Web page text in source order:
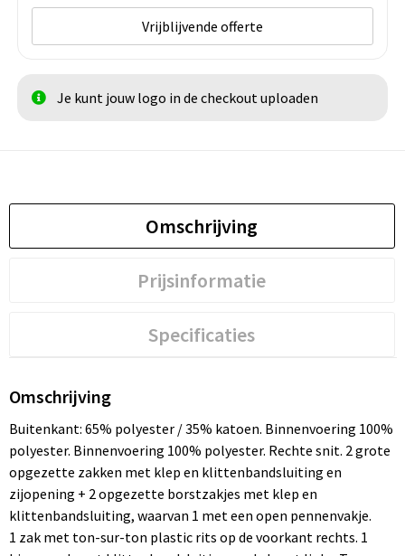
Vrijblijvende offerte
Je kunt jouw logo in de checkout uploaden
Omschrijving
Prijsinformatie
Specificaties
Omschrijving
Buitenkant: 65% polyester / 35% katoen. Binnenvoering 100%
polyester. Binnenvoering 100% polyester. Rechte snit. 2 grote
opgezette zakken met klep en klittenbandsluiting en
zijopening + 2 opgezette borstzakjes met klep en
klittenbandsluiting, waarvan 1 met een open pennenvakje.
1 zak met ton-sur-ton plastic rits op de voorkant rechts. 1